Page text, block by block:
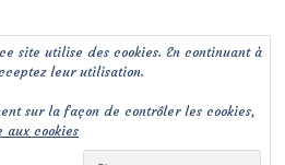
site utilise des cookies. En continuant à
leur utilisation.
sur la façon de contrôler les cookies,
aux cookies